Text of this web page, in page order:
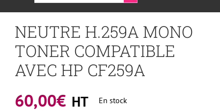
NEUTRE H.259A MONO
TONER COMPATIBLE
AVEC HP CF259A
60,00€ HT En stock